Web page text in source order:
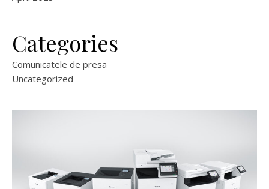
Categories
Comunicatele de presa
Uncategorized